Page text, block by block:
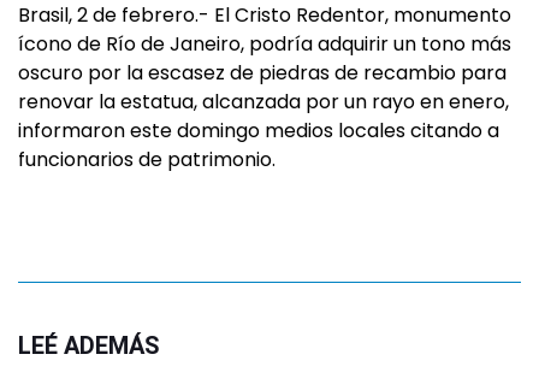
Brasil, 2 de febrero.- El Cristo Redentor, monumento
ícono de Río de Janeiro, podría adquirir un tono más
oscuro por la escasez de piedras de recambio para
renovar la estatua, alcanzada por un rayo en enero,
informaron este domingo medios locales citando a
funcionarios de patrimonio.
LEÉ ADEMÁS